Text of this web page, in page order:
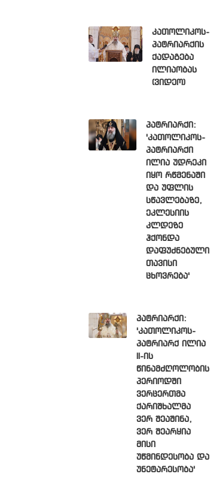
კათოლიკოს-
პატრიარქის
ქადაგება
ილიაობას
(ვიდეო)
პატრიარქი:
'კათოლიკოს-
პატრიარქი
ილია უდრეკი
იყო რწმენაში
და უფლის
სწავლებაზე,
ეკლესიის
კლდეზე
ჰქონდა
დაფუძნებული
თავისი
ცხოვრება'
პატრიარქი:
'კათოლიკოს-
პატრიარქ ილია
II-ის
წინამძღოლობის
პერიოდში
ვერცერთმა
ქარიშხალმა
ვერ შეაშინა,
ვერ შეარყია
მისი
უწმინდესობა და
უნეტარესობა'